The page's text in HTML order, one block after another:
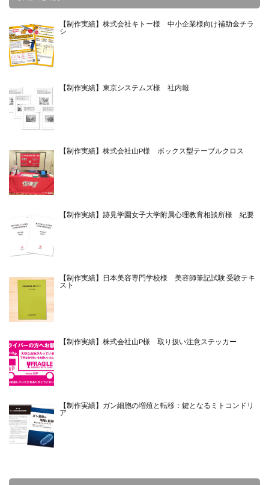
【制作実績】株式会社キトー様 中小企業様向け補助金チラ
シ
【制作実績】東京システムズ様 社内報
【制作実績】株式会社山P様 ボックス型テーブルクロス
【制作実績】跡見学園女子大学附属心理教育相談所様 紀要
【制作実績】日本美容専門学校様 美容師筆記試験 受験テキ
スト
【制作実績】株式会社山P様 取り扱い注意ステッカー
【制作実績】ガン細胞の増殖と転移：鍵となるミトコンドリ
ア